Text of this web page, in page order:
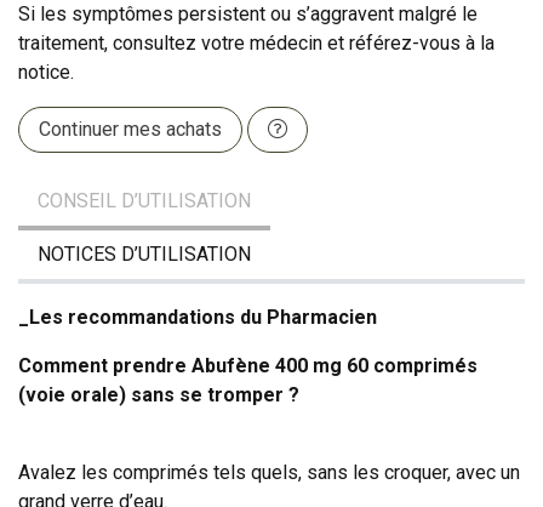
Si les symptômes persistent ou s’aggravent malgré le
traitement, consultez votre médecin et référez-vous à la
notice.
Continuer mes achats
CONSEIL D’UTILISATION
NOTICES D’UTILISATION
_Les recommandations du Pharmacien
Comment prendre Abufène 400 mg 60 comprimés
(voie orale) sans se tromper ?
Avalez les comprimés tels quels, sans les croquer, avec un
grand verre d’eau.